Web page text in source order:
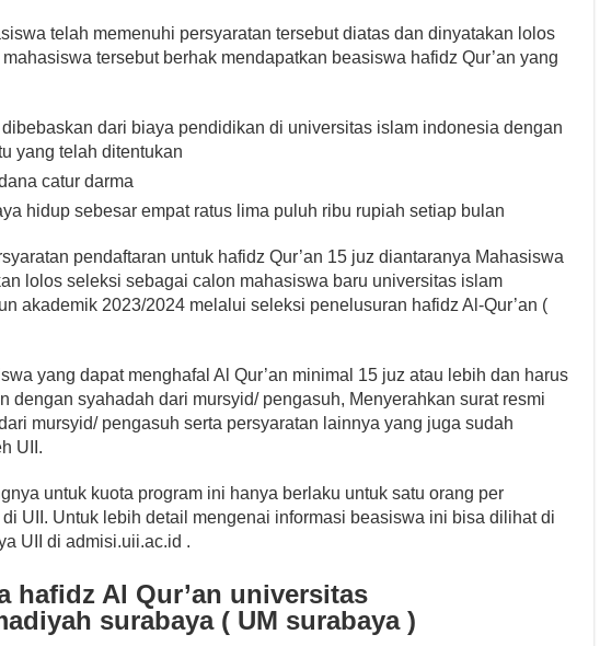
telah memenuhi persyaratan tersebut diatas dan dinyatakan lolos
tersebut berhak mendapatkan beasiswa hafidz Qur’an yang
dari biaya pendidikan di universitas islam indonesia dengan
yang telah ditentukan
catur darma
hidup sebesar empat ratus lima puluh ribu rupiah setiap bulan
pendaftaran untuk hafidz Qur’an 15 juz diantaranya Mahasiswa
lolos seleksi sebagai calon mahasiswa baru universitas islam
akademik 2023/2024 melalui seleksi penelusuran hafidz Al-Qur’an (
yang dapat menghafal Al Qur’an minimal 15 juz atau lebih dan harus
dengan syahadah dari mursyid/ pengasuh, Menyerahkan surat resmi
mursyid/ pengasuh serta persyaratan lainnya yang juga sudah
UII.
untuk kuota program ini hanya berlaku untuk satu orang per
di UII. Untuk lebih detail mengenai informasi beasiswa ini bisa dilihat di
UII di admisi.uii.ac.id .
hafidz Al Qur’an universitas
surabaya ( UM surabaya )